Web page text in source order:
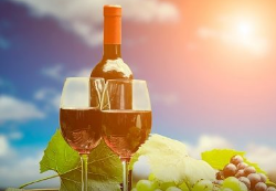
Список популярных музеев
старинных авто по всему миру